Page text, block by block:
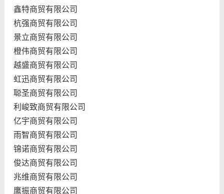
鑫特商贸有限公司
杭强商贸有限公司
景立商贸有限公司
橙伟商贸有限公司
越盛商贸有限公司
虹迅商贸有限公司
聪圣商贸有限公司
利峻致商贸有限公司
亿宇商贸有限公司
雨智商贸有限公司
锦诺商贸有限公司
俊达商贸有限公司
兆维商贸有限公司
鹰振商贸有限公司